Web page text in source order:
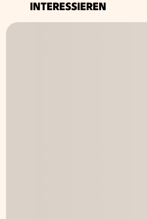
INTERESSIEREN